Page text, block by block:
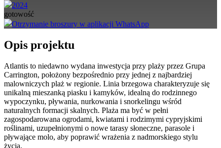
2024
gotowość
Otrzymanie broszury w aplikacji WhatsApp
Opis projektu
Atlantis to niedawno wydana inwestycja przy plaży przez Grupa
Carrington, położony bezpośrednio przy jednej z najbardziej
malowniczych plaż w regionie. Linia brzegowa charakteryzuje się
unikalną mieszanką piasku i kamyków, idealną do rodzinnego
wypoczynku, pływania, nurkowania i snorkelingu wśród
naturalnych formacji skalnych. Plaża ma być w pełni
zagospodarowana ogrodami, kwiatami i rodzimymi cypryjskimi
roślinami, uzupełnionymi o nowe tarasy słoneczne, parasole i
pływające molo, aby poprawić wrażenia z nadmorskiego stylu
życia.